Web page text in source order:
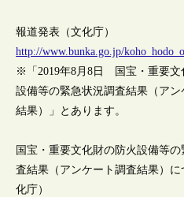
報道発表（文化庁）
http://www.bunka.go.jp/
※「2019年8月8日 国宝・重要文
設備等の緊急状況調査結果（アン
結果）」とあります。
国宝・重要文化財の防火設備等の
査結果（アンケート調査結果）に
化庁）